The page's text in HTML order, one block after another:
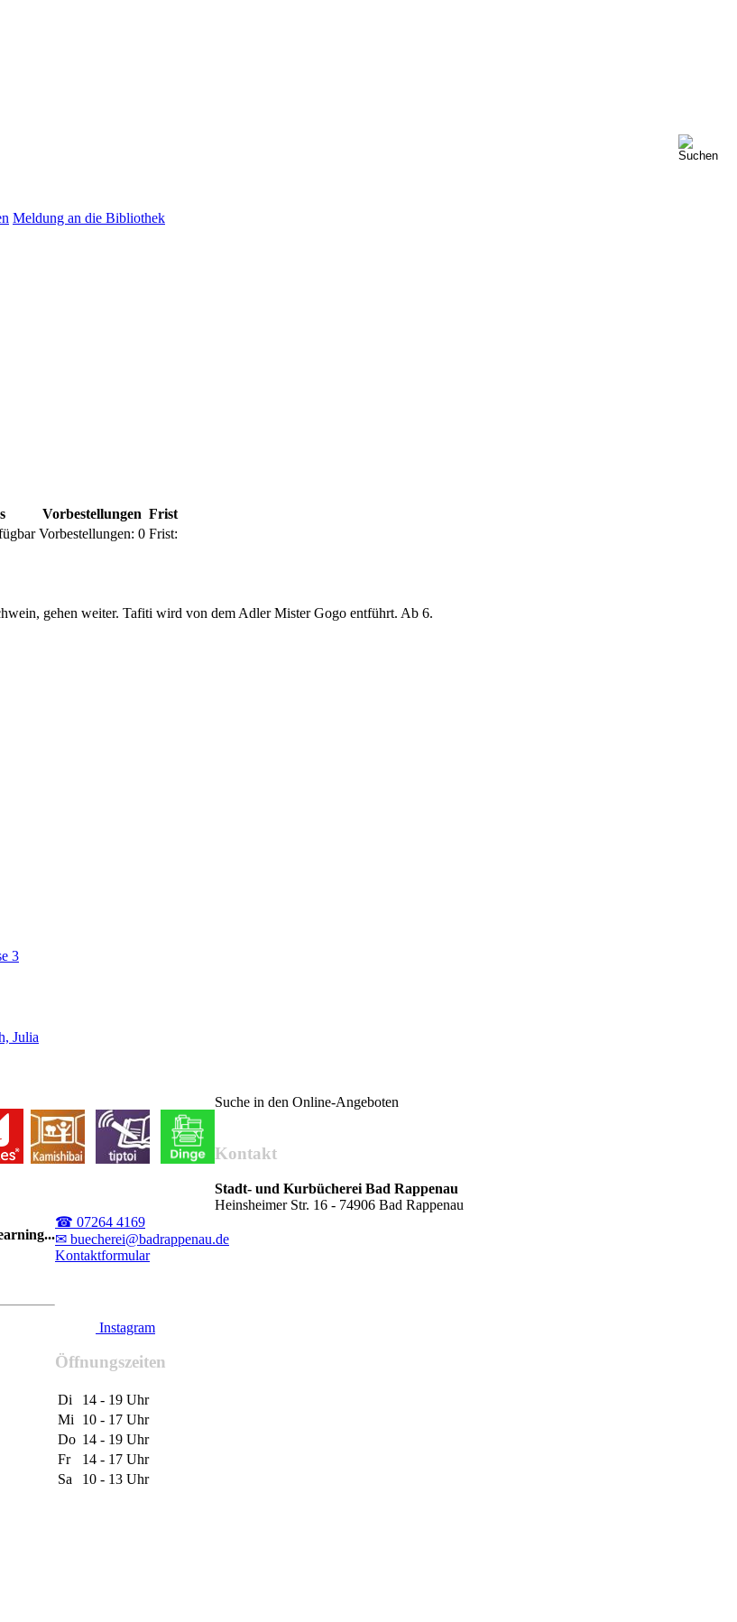
Meldung an die Bibliothek
Vorbestellungen Frist
Vorbestellungen: 0 Frist:
gehen weiter. Tafiti wird von dem Adler Mister Gogo entführt. Ab 6.
3
Julia
Suche in den Online-Angeboten
Kontakt
Stadt- und Kurbücherei Bad Rappenau
Heinsheimer Str. 16 - 74906 Bad Rappenau
☎ 07264 4169
✉ buecherei@badrappenau.de
Kontaktformular
Instagram
Öffnungszeiten
Di
14 - 19 Uhr
Mi
10 - 17 Uhr
Do 14 - 19 Uhr
Fr
14 - 17 Uhr
Sa
10 - 13 Uhr